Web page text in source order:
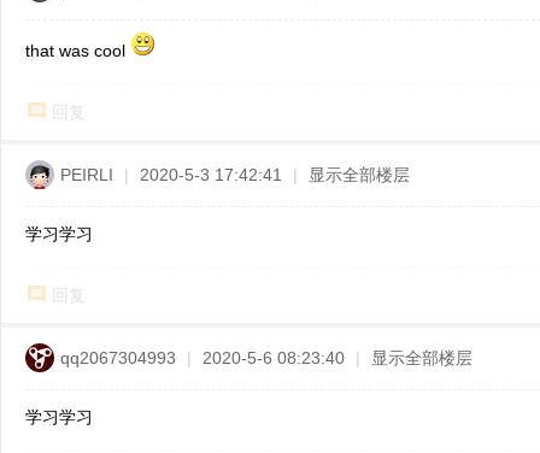
that was cool
回复
PEIRLI | 2020-5-3 17:42:41 | 显示全部楼层
学习学习
回复
qq2067304993 | 2020-5-6 08:23:40 | 显示全部楼层
学习学习